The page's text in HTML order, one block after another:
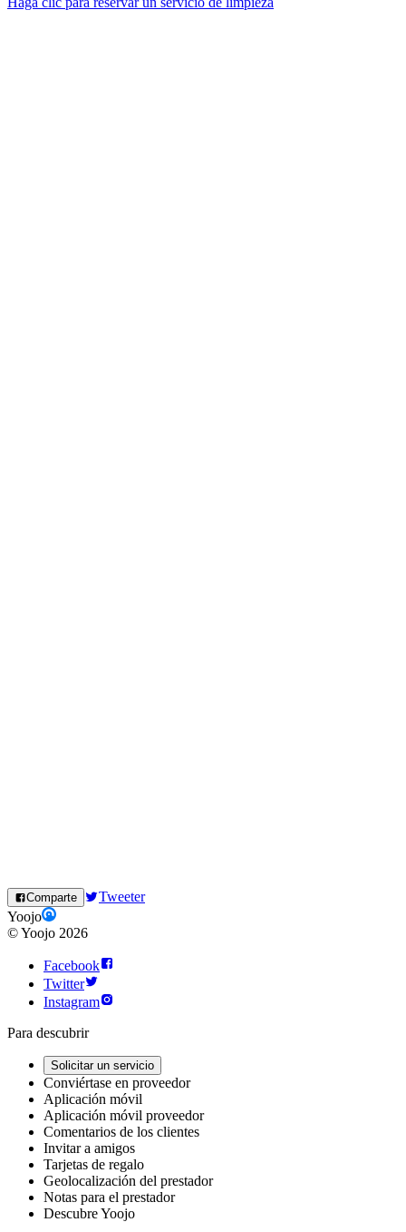
Comparte
Tweeter
Yoojo
©Yoojo 2026
Facebook
Twitter
Instagram
Para descubrir
Solicitar un servicio
Conviértase en proveedor
Aplicación móvil
Aplicación móvil proveedor
Comentarios de los clientes
Invitar a amigos
Tarjetas de regalo
Geolocalización del prestador
Notas para el prestador
Descubre Yoojo